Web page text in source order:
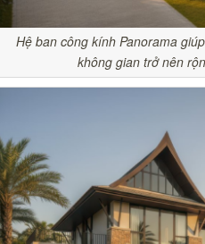
Hệ ban công kính Panorama
không gian trở nên